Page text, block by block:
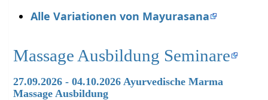
Alle Variationen von Mayurasana
Massage Ausbildung Seminare
27.09.2026 - 04.10.2026 Ayurvedische Marma
Massage Ausbildung